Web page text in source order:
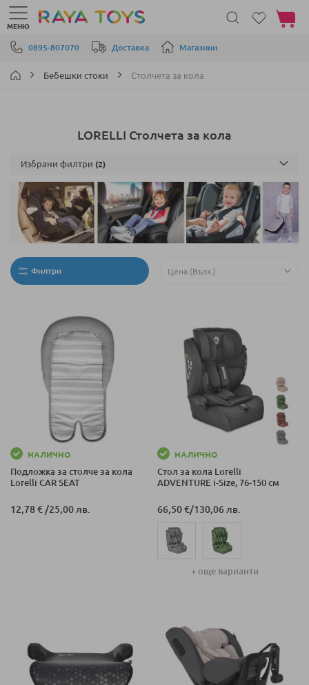
Прескачане към съдържанието
0895-807070 Доставка Магазини
МЕНЮ
Моята
Бебешки стоки Столчета за кола
LORELLI Столчета за кола
Филтри
НАЛИЧНО
Подложка за столче за кола
Lorelli CAR SEAT
12,78 € /25,00 лв.
НАЛИЧНО
Стол за кола Lorelli
ADVENTURE i-Size, 76-150 см
66,50 €/130,06 лв.
+ още варианти
Избрани филтри